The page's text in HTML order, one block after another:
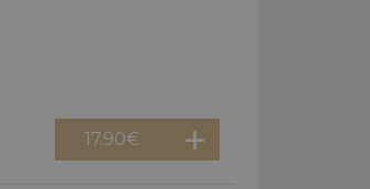
17.90€